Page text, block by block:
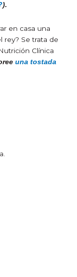
).
en casa una
rey? Se trata de
Clínica
una tostada